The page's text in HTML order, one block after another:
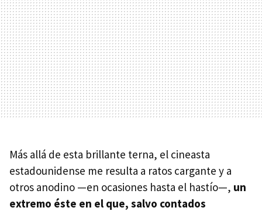
Más allá de esta brillante terna, el cineasta
estadounidense me resulta a ratos cargante y a
otros anodino —en ocasiones hasta el hastío—, un
extremo éste en el que, salvo contados